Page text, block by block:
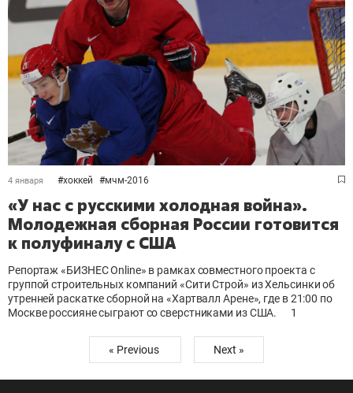
4 января #хоккей #мчм-2016
«У нас с русскими холодная война».
Молодежная сборная России готовится
к полуфиналу с США
Репортаж «БИЗНЕС Online» в рамках совместного проекта с
группой строительных компаний «Сити Строй» из Хельсинки об
утренней раскатке сборной на «Хартвалл Арене», где в 21:00 по
Москве россияне сыграют со сверстниками из США.
1
« Previous Next »